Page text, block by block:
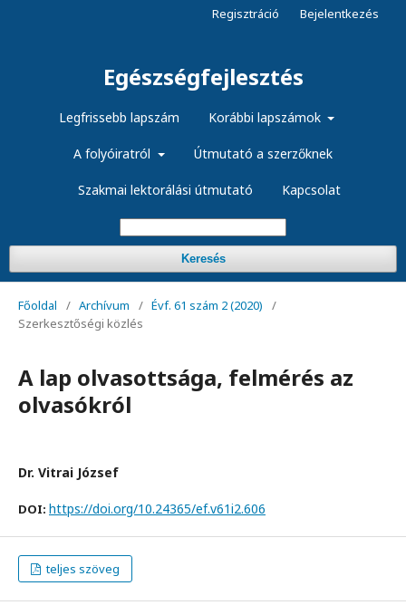
Egészségfejlesztés
Legfrissebb lapszám Korábbi lapszámok
A folyóiratról Útmutató a szerzőknek
Szakmai lektorálási útmutató Kapcsolat
Keresés
Regisztráció Bejelentkezés
Főoldal / Archívum / Évf. 61 szám 2 (2020)
/
Szerkesztőségi közlés
A lap olvasottsága, felmérés az
olvasókról
Dr. Vitrai József
DOI: https://doi.org/10.24365/ef.v61i2.606
teljes szöveg